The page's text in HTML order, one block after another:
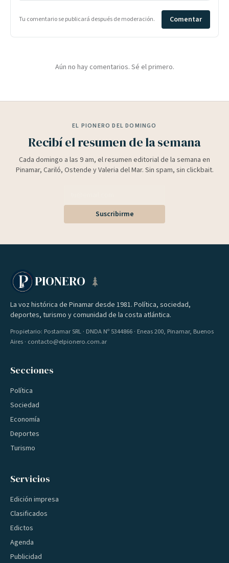
Tu comentario se publicará después de moderación. Comentar
Aún no hay comentarios. Sé el primero.
EL PIONERO DEL DOMINGO
Recibí el resumen de la semana
Cada domingo a las 9 am, el resumen editorial de la semana en
Pinamar, Cariló, Ostende y Valeria del Mar. Sin spam, sin clickbait.
Suscribirme
PIONERO
La voz histórica de Pinamar desde 1981. Política, sociedad,
deportes, turismo y comunidad de la costa atlántica.
Propietario: Postamar SRL · DNDA Nº 5344866 · Eneas 200, Pinamar, Buenos
Aires · contacto@elpionero.com.ar
Secciones
Política
Sociedad
Economía
Deportes
Turismo
Servicios
Edición impresa
Clasificados
Edictos
Agenda
Publicidad